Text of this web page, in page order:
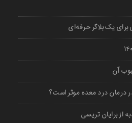
یک بلاگر حرفه‌ای
درمان درد معده موثر است؟